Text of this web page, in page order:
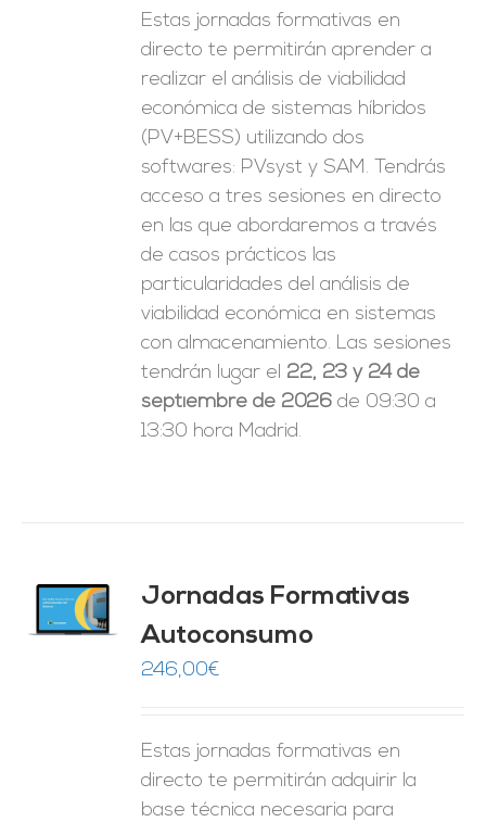
Estas jornadas formativas en
directo te permitirán aprender a
realizar el análisis de viabilidad
económica de sistemas híbridos
(PV+BESS) utilizando dos
softwares: PVsyst y SAM. Tendrás
acceso a tres sesiones en directo
en las que abordaremos a través
de casos prácticos las
particularidades del análisis de
viabilidad económica en sistemas
con almacenamiento. Las sesiones
tendrán lugar el 22, 23 y 24 de
septiembre de 2026 de 09:30 a
13:30 hora Madrid.
Jornadas Formativas
Autoconsumo
246,00€
Estas jornadas formativas en
directo te permitirán adquirir la
base técnica necesaria para